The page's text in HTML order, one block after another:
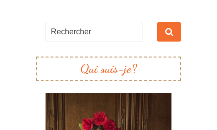
Qui suis-je?